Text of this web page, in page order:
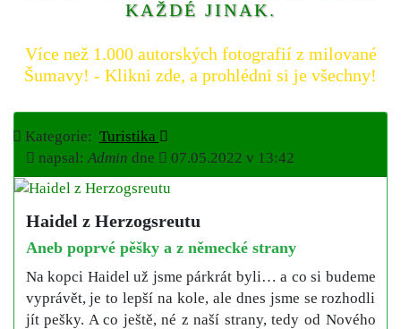
KAŽDÉ JINAK.
Více než 1.000 autorských fotografií z milované
Šumavy! - Klikni zde, a prohlédni si je všechny!
Kategorie: Turistika
napsal:Admin dne 07.05.2022 v 13:42
Haidel z Herzogsreutu
Aneb poprvé pěšky a z německé strany
Na kopci Haidel už jsme párkrát byli… a co si budeme
vyprávět, je to lepší na kole, ale dnes jsme se rozhodli
jít pešky. A co ještě, né z naší strany, tedy od Nového